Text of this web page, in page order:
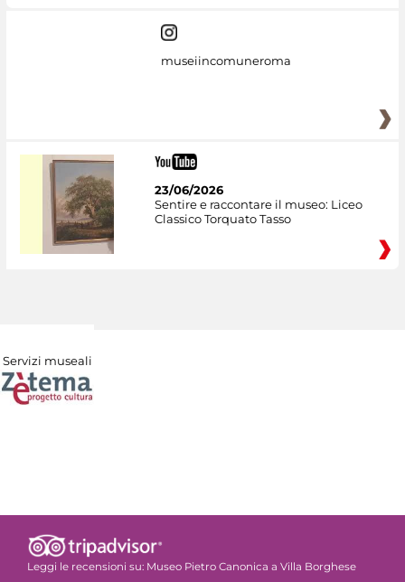
museiincomuneroma
23/06/2026
Sentire e raccontare il museo: Liceo
Classico Torquato Tasso
Servizi museali
Leggi le recensioni su: Museo Pietro Canonica a Villa Borghese